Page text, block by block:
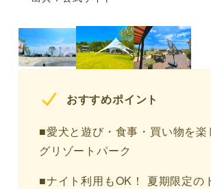
おすすめポイント
■愛犬と遊び・食事・買い物を楽
グリゾートパーク
■ナイト利用もOK！ 夏期限定の